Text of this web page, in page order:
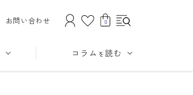
お問い合わせ 0
コラム を読む